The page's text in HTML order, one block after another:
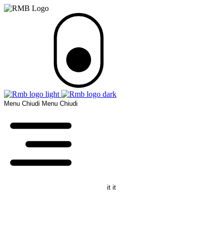
Menu Chiudi Menu Chiudi
it it